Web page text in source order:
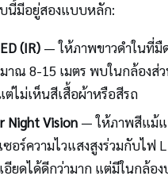
บนี้มีอยู่สองแบบหลัก:
(IR)— ให้ภาพขาวดำในที่มื
าณ 8-15 เมตร พบในกล้องส่
ต่ไม่เห็นสีเสื้อผ้าหรือสีรถ
Night Vision— ให้ภาพสีแม้แ
ซอร์ความไวแสงสูงร่วมกับไฟ
อียดได้ดีกว่ามาก แต่มีในกล้อง